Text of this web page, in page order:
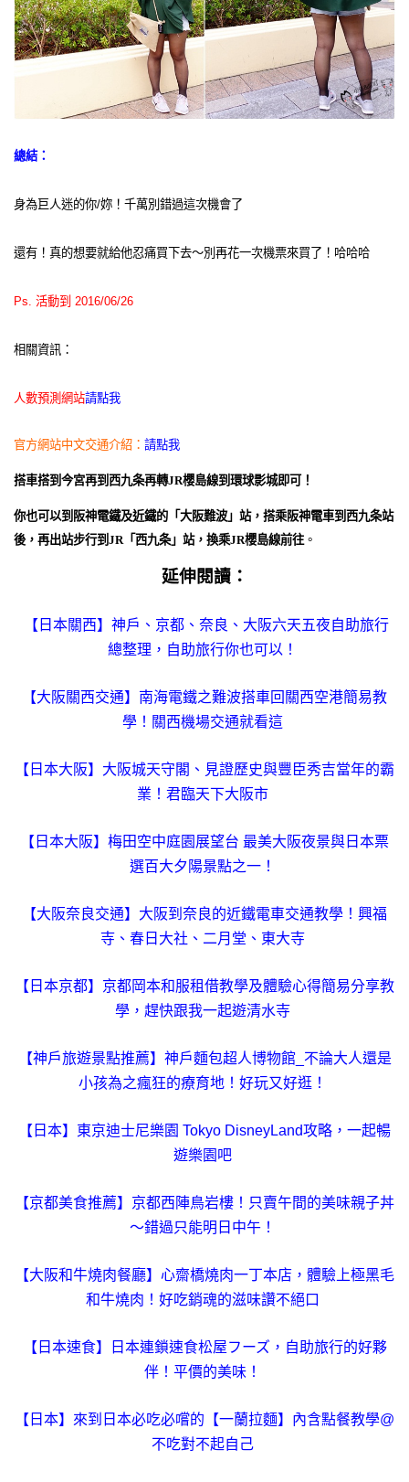
總結：
身為巨人迷的你/妳！千萬別錯過這次機會了
還有！真的想要就給他忍痛買下去～別再花一次機票來買了！哈哈哈
Ps. 活動到 2016/06/26
相關資訊：
人數預測網站請點我
官方網站中文交通介紹： 請點我
搭車搭到今宮再到西九条再轉JR櫻島線到環球影城即可！
你也可以到阪神電鐵及近鐵的「大阪難波」站，搭乘阪神電車到西九条站
後，再出站步行到JR「西九条」站，換乘JR櫻島線前往。
延伸閱讀：
【日本關西】神戶、京都、奈良、大阪六天五夜自助旅行
總整理，自助旅行你也可以！
【大阪關西交通】南海電鐵之難波搭車回關西空港簡易教
學！關西機場交通就看這
【日本大阪】大阪城天守閣、見證歷史與豐臣秀吉當年的霸
業！君臨天下大阪市
【日本大阪】梅田空中庭園展望台 最美大阪夜景與日本票
選百大夕陽景點之一！
【大阪奈良交通】大阪到奈良的近鐵電車交通教學！興福
寺、春日大社、二月堂、東大寺
【日本京都】京都岡本和服租借教學及體驗心得簡易分享教
學，趕快跟我一起遊清水寺
【神戶旅遊景點推薦】神戶麵包超人博物館_不論大人還是
小孩為之瘋狂的療育地！好玩又好逛！
【日本】東京迪士尼樂園 Tokyo DisneyLand攻略，一起暢
遊樂園吧
【京都美食推薦】京都西陣鳥岩樓！只賣午間的美味親子丼
～錯過只能明日中午！
【大阪和牛燒肉餐廳】心齋橋燒肉一丁本店，體驗上極黑毛
和牛燒肉！好吃銷魂的滋味讚不絕口
【日本速食】日本連鎖速食松屋フーズ，自助旅行的好夥
伴！平價的美味！
【日本】來到日本必吃必嚐的【一蘭拉麵】內含點餐教學@
不吃對不起自己